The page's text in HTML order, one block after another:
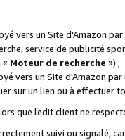
vers un Site d'Amazon
service de publicité
« Moteur de recherche ») ;
vers un Site d'Amazon
sur un lien ou à
que ledit client ne
suivi ou signalé,